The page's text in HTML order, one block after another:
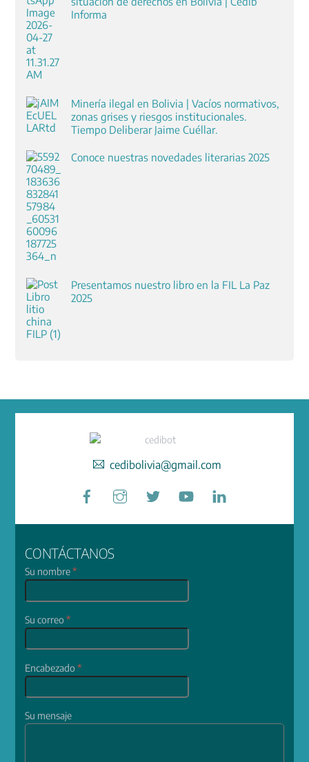
Informa
Minería ilegal en Bolivia | Vacíos normativos,
zonas grises y riesgos institucionales.
Tiempo Deliberar Jaime Cuéllar.
Conoce nuestras novedades literarias 2025
Presentamos nuestro libro en la FIL La Paz
2025
cedibolivia@gmail.com
Facebook
CONTÁCTANOS
Su nombre*
Su correo*
Encabezado*
Su mensaje